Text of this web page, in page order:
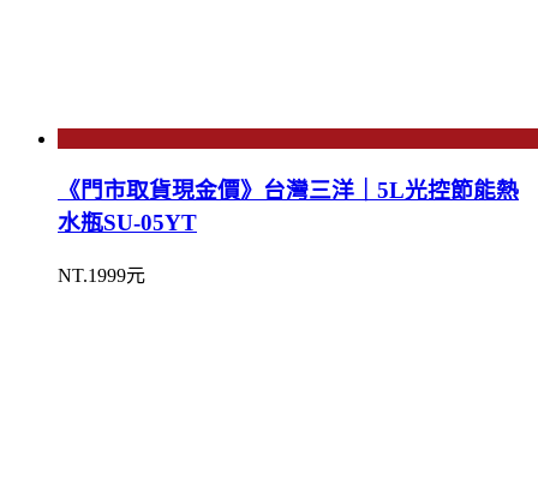
《門市取貨現金價》台灣三洋｜5L光控節能熱
水瓶SU-05YT
NT.1999元